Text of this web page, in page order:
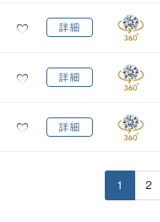
詳細
詳細
詳細
1 2